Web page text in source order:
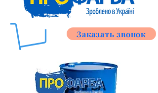
Заказать звонок